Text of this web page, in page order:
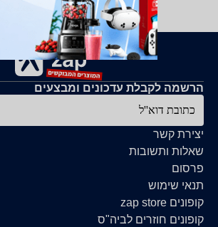
יצירת קשר
שאלות ותשובות
פרסום
תנאי שימוש
קופונים zap store
קופונים חוזרים לביה"ס
הרשמה לקבלת עדכונים ומבצעים
כתובת דוא''ל